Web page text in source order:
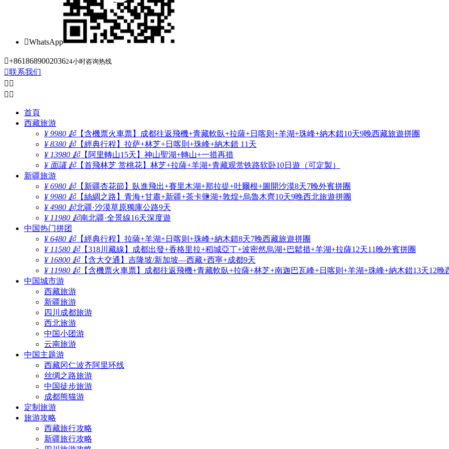
WhatsApp
+861868900203624小时咨询热线
联系我们
 
 
首頁
西藏旅游
¥ 9980 起【含機票火車票】成都往返飛機+青藏軟臥+拉薩+日喀则+羊湖+珠峰+納木錯10天9晚西藏旅遊拼團
¥ 8380 起【經典行程】拉萨+林芝+日喀則+珠峰+納木錯 11天
¥ 13980 起【阿里轉山15天】神山聖湖+轉山+一措再措
¥ 面議 起【首飛林芝 赏桃花】林芝+拉薩+羊湖+青藏观赏铁路软卧10日遊（可定製）
新疆旅游
¥ 6980 起【新疆杏花節】臥進飛出+賽里木湖+那拉提+吐爾根+圖開沙漠8天7晚外賓拼團
¥ 9980 起【絲綢之路】青海+甘肅+新疆+茶卡鹽湖+敦煌+烏魯木齊10天9晚西北旅遊拼團
¥ 4980 起北疆·沙漠草原獨庫公路9天
¥ 11980 起南北疆·全景線16天深度遊
中国热门拼团
¥ 6480 起【經典行程】拉薩+羊湖+日喀则+珠峰+納木錯8天7晚西藏旅遊拼團
¥ 11580 起【318川藏線】成都出發+香格里拉+稻城亞丁+波密然烏湖+巴鬆措+羊湖+拉薩12天11晚外賓拼團
¥ 16800 起【含大交通】吉隆坡/新加坡—西藏+西寧+成都9天
¥ 11980 起【含機票火車票】成都往返飛機+青藏軟臥+拉薩+林芝+南迦巴瓦峰+日喀则+羊湖+珠峰+納木錯13天12晚
中国城市游
西藏旅游
新疆旅游
四川成都旅游
西北旅游
中国小团游
云南旅游
中国主题游
西藏冈仁波齐阿里环线
丝绸之路旅游
中国徒步旅游
成都熊猫游
定制旅游
旅游攻略
西藏旅行攻略
新疆旅行攻略